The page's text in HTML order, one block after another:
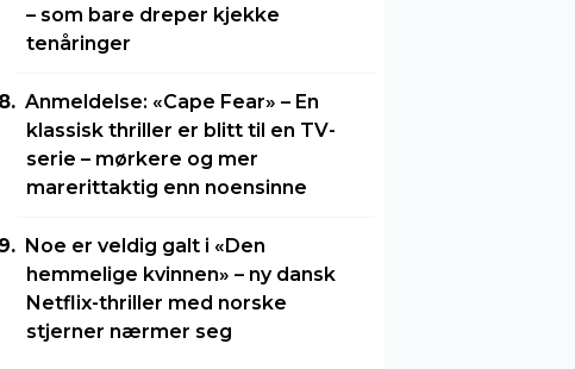
– som bare dreper kjekke
tenåringer
Anmeldelse: «Cape Fear» – En
klassisk thriller er blitt til en TV-
serie – mørkere og mer
marerittaktig enn noensinne
Noe er veldig galt i «Den
hemmelige kvinnen» – ny dansk
Netflix-thriller med norske
stjerner nærmer seg